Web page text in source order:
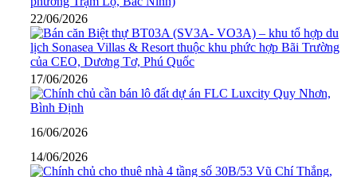
22/06/2026
17/06/2026
16/06/2026
14/06/2026